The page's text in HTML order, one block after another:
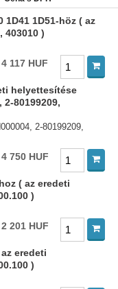
1D41 1D51-höz ( az
403010 )
4 117 HUF
helyettesítése
2-80199209,
2-80199209,
4 750 HUF
( az eredeti
)
2 201 HUF
eredeti
)